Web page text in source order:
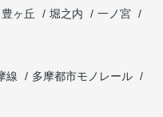
豊ヶ丘 堀之内
一ノ宮
線
多摩都市モノレール